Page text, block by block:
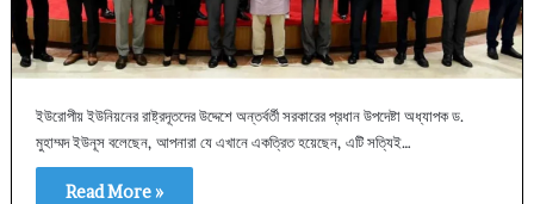
ইউরোপীয় ইউনিয়নের রাষ্ট্রদূতদের উদ্দেশে অন্তর্বর্তী সরকারের প্রধান উপদেষ্টা অধ্যাপক ড.
মুহাম্মদ ইউনূস বলেছেন, আপনারা যে এখানে একত্রিত হয়েছেন, এটি সত্যিই…
Read More »